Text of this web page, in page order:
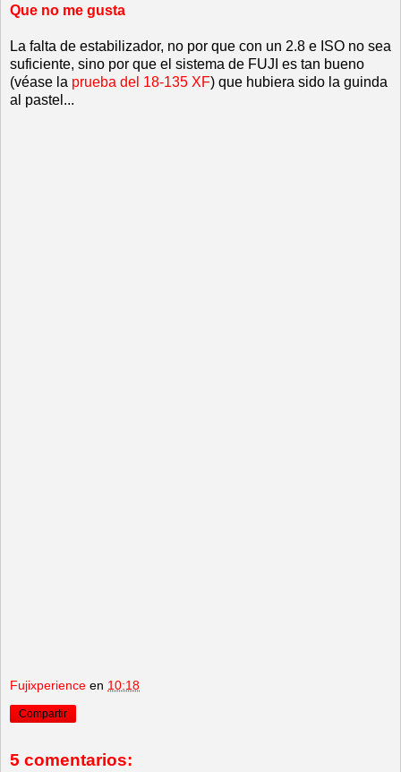
Que no me gusta
La falta de estabilizador, no por que con un 2.8 e ISO no sea
suficiente, sino por que el sistema de FUJI es tan bueno
(véase la prueba del 18-135 XF) que hubiera sido la guinda
al pastel...
Fujixperience en 10:18
Compartir
5 comentarios: